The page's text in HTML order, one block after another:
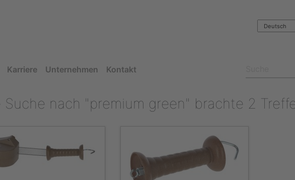
Karriere Unternehmen Kontakt
Suche nach "premium green" brachte 2